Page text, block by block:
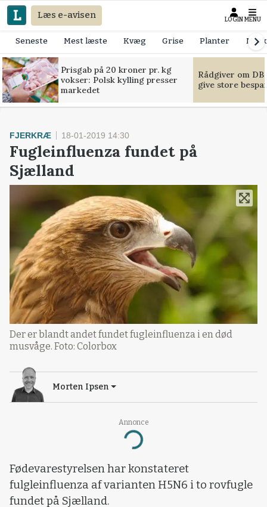
Læs e-avisen LOGIN MENU
Seneste Mest læste Kvæg Grise Planter
Prisgab på 20 kroner pr. kg
vokser: Polsk kylling presser
markedet
Rådgiver om
give store
Annonce
Loading...
FJERKRÆ 18-01-2019 14:30
Fugleinfluenza fundet på
Sjælland
Der er blandt andet fundet fugleinfluenza i en død
musvåge. Foto: Colorbox
Morten Ipsen
Fødevarestyrelsen har konstateret
fulgleinfluenza af varianten H5N6 i to rovfugle
fundet på Sjælland.